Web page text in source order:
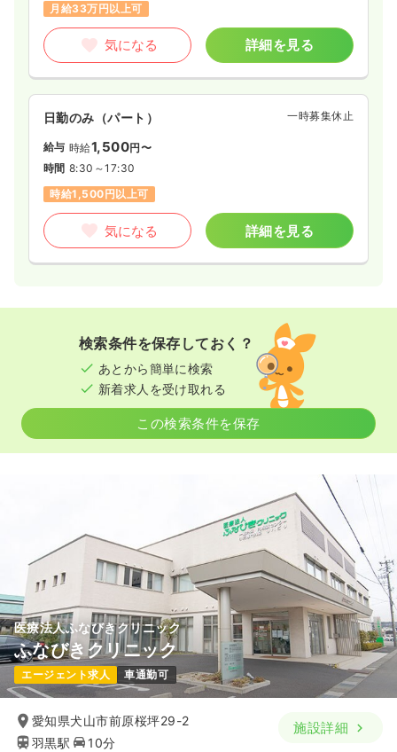
月給33万円以上可
気になる 詳細を見る
日勤のみ（パート） 一時募集休止
給与 時給1,500円〜
時間 8:30～17:30
時給1,500円以上可
気になる 詳細を見る
検索条件を保存しておく？
あとから簡単に検索
新着求人を受け取れる
この検索条件を保存
医療法人ふなびきクリニック
ふなびきクリニック
エージェント求人 車通勤可
愛知県犬山市前原桜坪29-2
羽黒駅
10分
施設詳細